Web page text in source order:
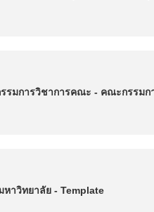
มการวิชาการคณะ - คณะกรรมก
าวิทยาลัย - Template